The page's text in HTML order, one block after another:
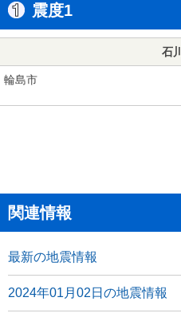
震度1
石
輪島市
関連情報
最新の地震情報
2024年01月02日の地震情報